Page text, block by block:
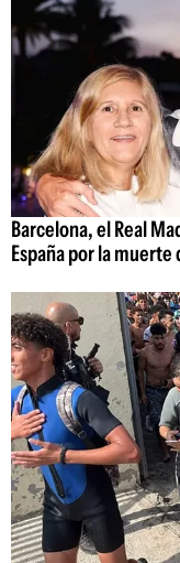
Barcelona, el Real
España por la